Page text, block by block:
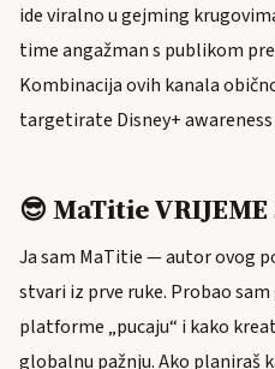
ide viralno u gejming
time angažman s publikom
Kombinacija ovih kanala
targetirate Disney+
😎 MaTitie VRIJEME
Ja sam MaTitie — autor ovog
stvari iz prve ruke. Probao
platforme „pucaju“ i kako
globalnu pažnju. Ako planiraš